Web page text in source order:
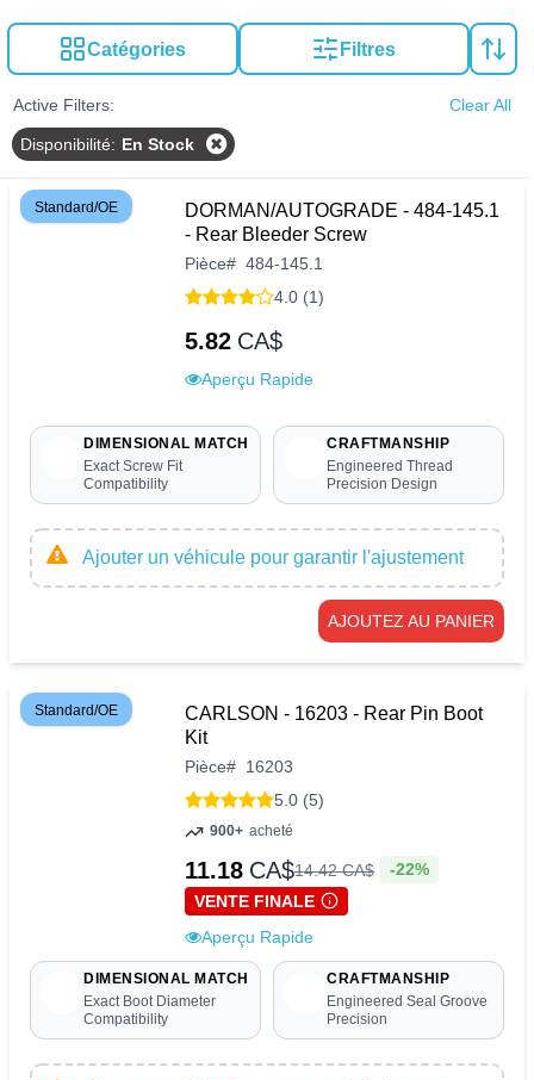
Catégories Filtres
Active Filters: Clear All
Disponibilité: En Stock
Standard/OE
DORMAN/AUTOGRADE - 484-145.1
- Rear Bleeder Screw
Pièce# 484-145.1
4.0 (1)
5.82 CA$
Aperçu Rapide
DIMENSIONAL MATCH
Exact Screw Fit
Compatibility
CRAFTMANSHIP
Engineered Thread
Precision Design
Ajouter un véhicule pour garantir l'ajustement
AJOUTEZ AU PANIER
Standard/OE
CARLSON - 16203 - Rear Pin Boot
Kit
Pièce# 16203
5.0 (5)
900+ acheté
11.18 CA$14.42CA$
-22%
VENTE FINALE
Aperçu Rapide
DIMENSIONAL MATCH
Exact Boot Diameter
Compatibility
CRAFTMANSHIP
Engineered Seal Groove
Precision